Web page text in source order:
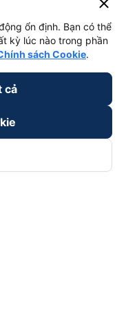
close
ổn định. Bạn có thể
kỳ lúc nào trong phần
sách Cookie.
cả